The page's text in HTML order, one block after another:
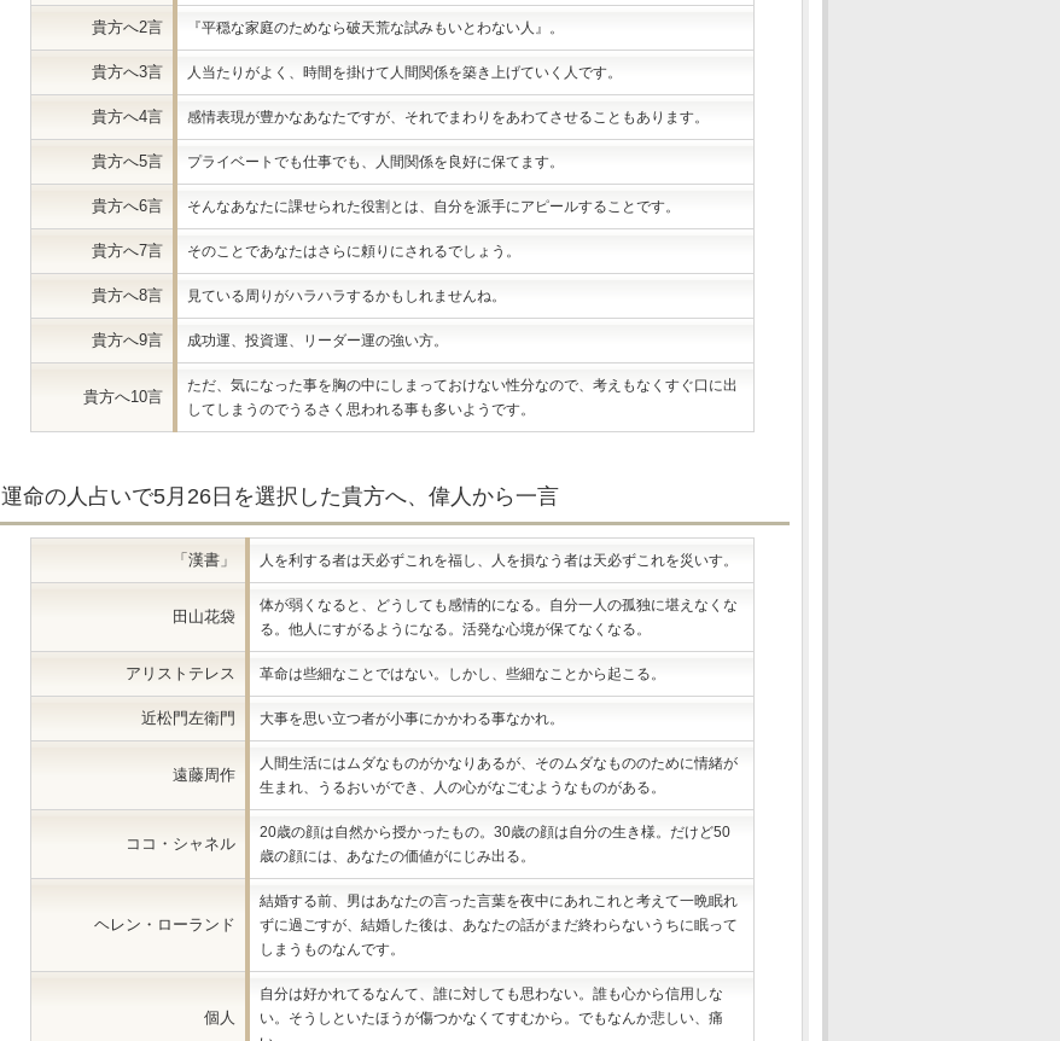
貴方へ2言 『平穏な家庭のためなら破天荒な試みもいとわない人』。
貴方へ3言 人当たりがよく、時間を掛けて人間関係を築き上げていく人です。
貴方へ4言 感情表現が豊かなあなたですが、それでまわりをあわてさせることもあります。
貴方へ5言 プライベートでも仕事でも、人間関係を良好に保てます。
貴方へ6言 そんなあなたに課せられた役割とは、自分を派手にアピールすることです。
貴方へ7言 そのことであなたはさらに頼りにされるでしょう。
貴方へ8言 見ている周りがハラハラするかもしれませんね。
貴方へ9言 成功運、投資運、リーダー運の強い方。
貴方へ10言
ただ、気になった事を胸の中にしまっておけない性分なので、考えもなくすぐ口に出
してしまうのでうるさく思われる事も多いようです。
運命の人占いで5月26日を選択した貴方へ、偉人から一言
「漢書」 人を利する者は天必ずこれを福し、人を損なう者は天必ずこれを災いす。
田山花袋
体が弱くなると、どうしても感情的になる。自分一人の孤独に堪えなくな
る。他人にすがるようになる。活発な心境が保てなくなる。
アリストテレス 革命は些細なことではない。しかし、些細なことから起こる。
近松門左衛門 大事を思い立つ者が小事にかかわる事なかれ。
遠藤周作
人間生活にはムダなものがかなりあるが、そのムダなもののために情緒が
生まれ、うるおいができ、人の心がなごむようなものがある。
ココ・シャネル
20歳の顔は自然から授かったもの。30歳の顔は自分の生き様。だけど50
歳の顔には、あなたの価値がにじみ出る。
ヘレン・ローランド
結婚する前、男はあなたの言った言葉を夜中にあれこれと考えて一晩眠れ
ずに過ごすが、結婚した後は、あなたの話がまだ終わらないうちに眠って
しまうものなんです。
個人
自分は好かれてるなんて、誰に対しても思わない。誰も心から信用しな
い。そうしといたほうが傷つかなくてすむから。でもなんか悲しい、痛